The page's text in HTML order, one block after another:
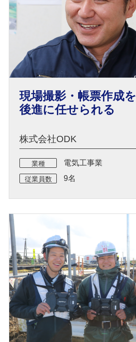
現場撮影・帳票作成を
後進に任せられる
株式会社ODK
業種 電気工事業
従業員数 9名